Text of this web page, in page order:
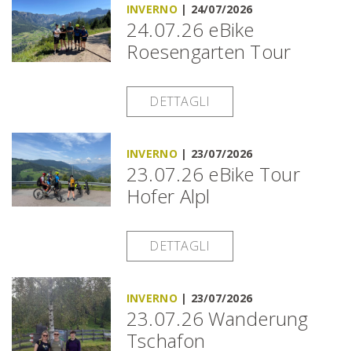
INVERNO | 24/07/2026
24.07.26 eBike
Roesengarten Tour
DETTAGLI
INVERNO | 23/07/2026
23.07.26 eBike Tour
Hofer Alpl
DETTAGLI
INVERNO | 23/07/2026
23.07.26 Wanderung
Tschafon